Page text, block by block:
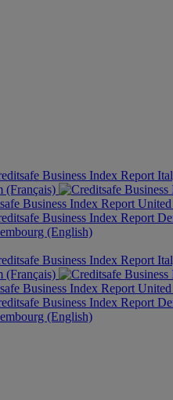
(Français)
(English)
(Français)
(English)